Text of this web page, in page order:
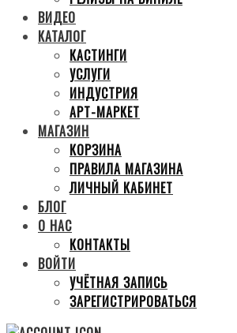
ВИДЕО
КАТАЛОГ
КАСТИНГИ
УСЛУГИ
ИНДУСТРИЯ
АРТ-МАРКЕТ
МАГАЗИН
КОРЗИНА
ПРАВИЛА МАГАЗИНА
ЛИЧНЫЙ КАБИНЕТ
БЛОГ
О НАС
КОНТАКТЫ
ВОЙТИ
УЧЁТНАЯ ЗАПИСЬ
ЗАРЕГИСТРИРОВАТЬСЯ